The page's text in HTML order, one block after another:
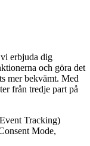
erbjuda dig
och göra det
mer bekvämt. Med
från tredje part på
Tracking)
Mode,